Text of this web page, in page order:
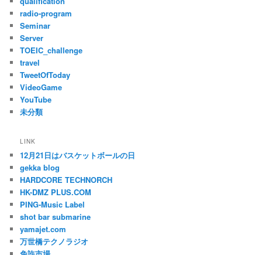
radio-program
Seminar
Server
TOEIC_challenge
travel
TweetOfToday
VideoGame
YouTube
未分類
LINK
12月21日はバスケットボールの日
gekka blog
HARDCORE TECHNORCH
HK-DMZ PLUS.COM
PING-Music Label
shot bar submarine
yamajet.com
万世橋テクノラジオ